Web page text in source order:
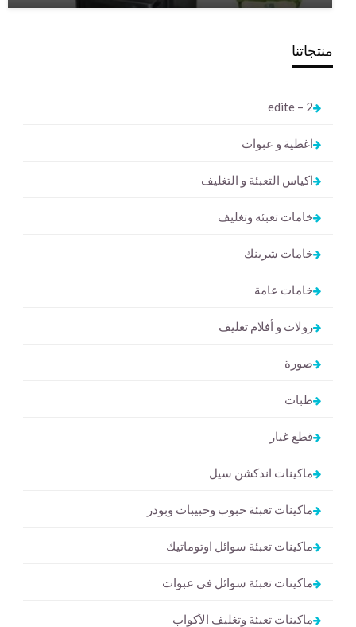
منتجاتنا
2 – edite
اغطية و عبوات
اكياس التعبئة و التغليف
خامات تعبئه وتغليف
خامات شرينك
خامات عامة
رولات و أفلام تغليف
صورة
طبات
قطع غيار
ماكينات اندكشن سيل
ماكينات تعبئة حبوب وحبيبات وبودر
ماكينات تعبئة سوائل اوتوماتيك
ماكينات تعبئة سوائل فى عبوات
ماكينات تعبئة وتغليف الأكواب